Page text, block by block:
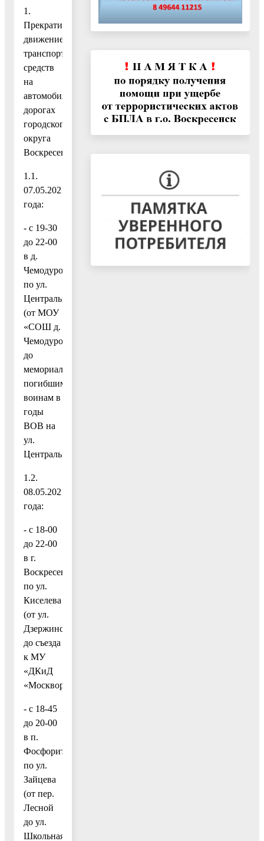
1.
Прекратить
движение
транспортных
средств
на
автомобильных
дорогах
городского
округа
Воскресенск:
1.1.
07.05.2021
года:
- с 19-30
до 22-00
в д.
Чемодурово
по ул.
Центральная
(от МОУ
«СОШ д.
Чемодурово»
до
мемориала
погибшим
воинам в
годы
ВОВ на
ул.
Центральная).
1.2.
08.05.2021
года:
- с 18-00
до 22-00
в г.
Воскресенск
по ул.
Киселева
(от ул.
Дзержинского
до съезда
к МУ
«ДКиД
«Москворецкий»);
- с 18-45
до 20-00
в п.
Фосфоритный
по ул.
Зайцева
(от пер.
Лесной
до ул.
Школьная).